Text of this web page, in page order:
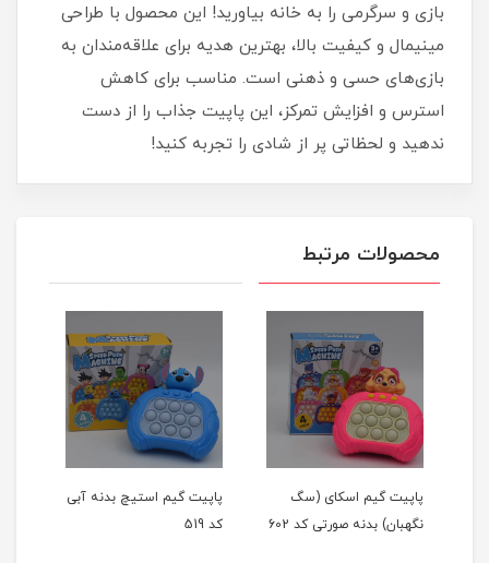
بازی و سرگرمی را به خانه بیاورید! این محصول با طراحی
مینیمال و کیفیت بالا، بهترین هدیه برای علاقه‌مندان به
بازی‌های حسی و ذهنی است. مناسب برای کاهش
استرس و افزایش تمرکز، این پاپیت جذاب را از دست
ندهید و لحظاتی پر از شادی را تجربه کنید!
محصولات مرتبط
پاپیت گیم اسکای (سگ
نگهبان) بدنه صورتی کد 602
پاپیت گیم استیچ بدنه آبی
کد 519